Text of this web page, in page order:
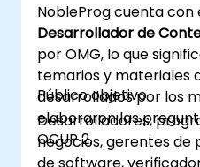
NobleProg cuenta con
Desarrollador de
por OMG, lo que
temarios y materiales
desarrollados por los
elaboraron las
OCUP 2.
Público objetivo
Desarrolladores,
negocios, gerentes
de software,